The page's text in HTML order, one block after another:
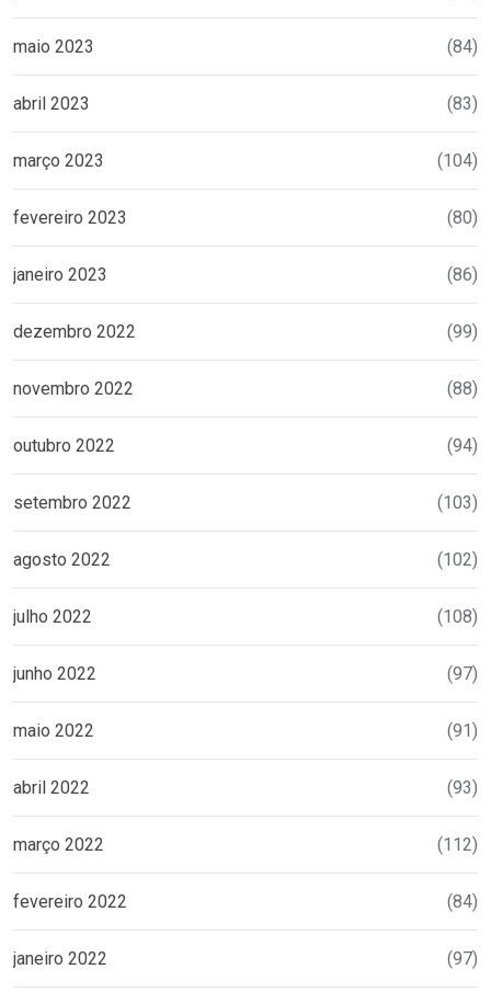
maio 2023 (84)
abril 2023 (83)
março 2023 (104)
fevereiro 2023 (80)
janeiro 2023 (86)
dezembro 2022 (99)
novembro 2022 (88)
outubro 2022 (94)
setembro 2022 (103)
agosto 2022 (102)
julho 2022 (108)
junho 2022 (97)
maio 2022 (91)
abril 2022 (93)
março 2022 (112)
fevereiro 2022 (84)
janeiro 2022 (97)